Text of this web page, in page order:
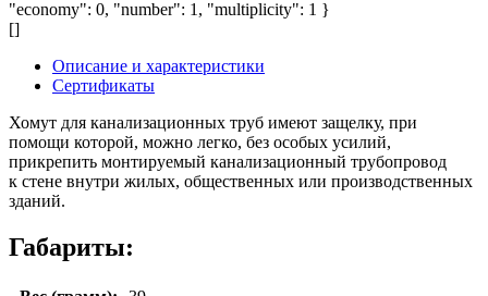
"economy": 0, "number": 1, "multiplicity": 1 }
[]
Описание и характеристики
Сертификаты
Хомут для канализационных труб имеют защелку, при
помощи которой, можно легко, без особых усилий,
прикрепить монтируемый канализационный трубопровод
к стене внутри жилых, общественных или производственных
зданий.
Габариты: